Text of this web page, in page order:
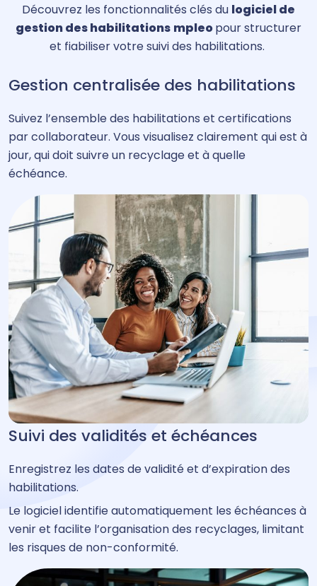
Découvrez les fonctionnalités clés du logiciel de
gestion des habilitations mpleopour structurer
et fiabiliser votre suivi des habilitations.
Gestion centralisée des habilitations
Suivez l’ensemble des habilitations et certifications
par collaborateur. Vous visualisez clairement qui est à
jour, qui doit suivre un recyclageet àquelle
échéance.
Suivi des validités et échéances
Enregistrez les dates de validité et d’expiration des
habilitations.
Le logiciel identifie automatiquement les échéances à
venir et facilite l’organisation des recyclages, limitant
les risques de non-conformité.